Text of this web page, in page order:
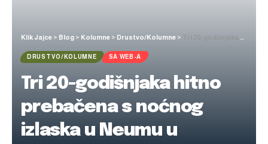
Klik Jajce > Blog > Kolumne > Drustvo/Kolumne >
DRUSTVO/KOLUMNE SA WEB-A
Tri 20-godišnjaka hitno
prebačena s noćnog
izlaska u Neumu u